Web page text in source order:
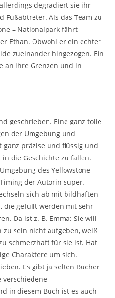
degradiert sie ihr
Fußabtreter. Als das Team zu
– Nationalpark fährt
Ethan. Obwohl er ein echter
zueinander hingezogen. Ein
an ihre Grenzen und in
geschrieben. Eine ganz tolle
der Umgebung und
ganz präzise und flüssig und
die Geschichte zu fallen.
des Yellowstone
der Autorin super.
sich ab mit bildhaften
die gefüllt werden mit sehr
Da ist z. B. Emma: Sie will
sein nicht aufgeben, weiß
schmerzhaft für sie ist. Hat
Charaktere um sich.
Es gibt ja selten Bücher
verschiedene
in diesem Buch ist es auch